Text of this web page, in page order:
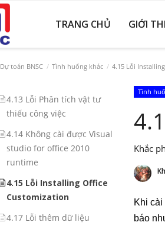
TRANG CHỦ GIỚI
Dự toán BNSC Tình huống khác 4.15 Lỗi
Syste. Rumtime
4.12 Lỗi khởi tạo Could not
load file or assembly...,
4.13 Lỗi Phân tích vật tư
thiếu công việc
4.14 Không cài được Visual
studio for office 2010
runtime
4.15 Lỗi Installing Office
Customization
4.17 Lỗi thêm dữ liệu
Tình
Khắc
Khi
báo